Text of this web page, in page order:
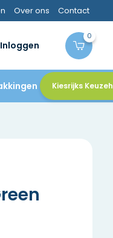
Over ons Contact
Inloggen
0
Kiesrijks